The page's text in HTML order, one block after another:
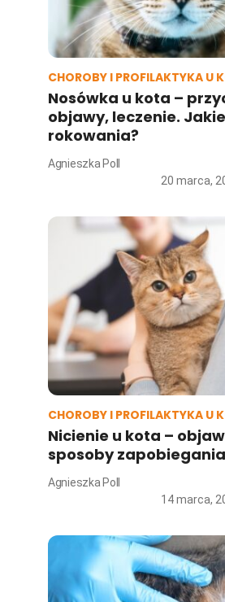
CHOROBY I PROFILAKTYKA U
Nosówka u kota –
objawy, leczenie.
rokowania?
Agnieszka Poll
20 marca,
CHOROBY I PROFILAKTYKA U
Nicienie u kota –
sposoby zapobiegania
Agnieszka Poll
14 marca,